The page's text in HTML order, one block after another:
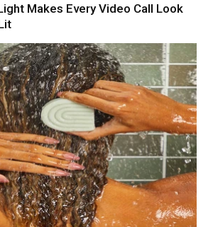
Makes Every Video Call Look